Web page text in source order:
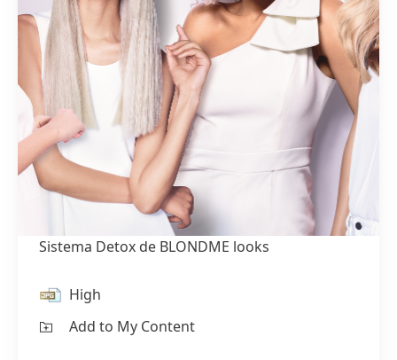
Sistema Detox de BLONDME looks
High
Add to My Content